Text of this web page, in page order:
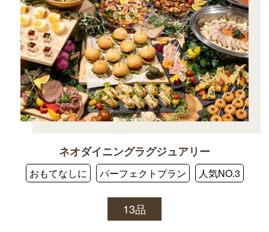
ネオダイニングラグジュアリー
おもてなしに パーフェクトプラン 人気NO.3
13品